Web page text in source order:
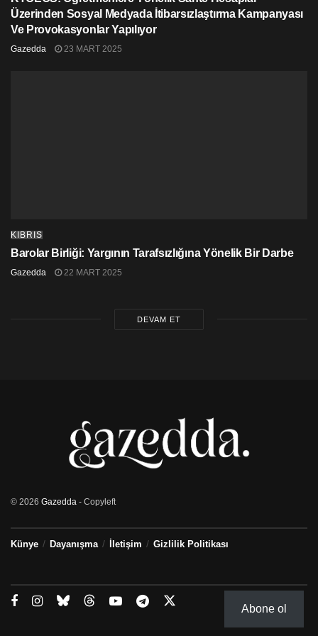
Üzerinden Sosyal Medyada İtibarsızlaştırma Kampanyası
Ve Provokasyonlar Yapılıyor
Gazedda 23 MART 2025
KIBRIS
Barolar Birliği: Yargının Tarafsızlığına Yönelik Bir Darbe
Gazedda 22 MART 2025
DEVAM ET
© 2026 Gazedda - Copyleft
Künye Dayanışma İletişim Gizlilik Politikası
Abone ol